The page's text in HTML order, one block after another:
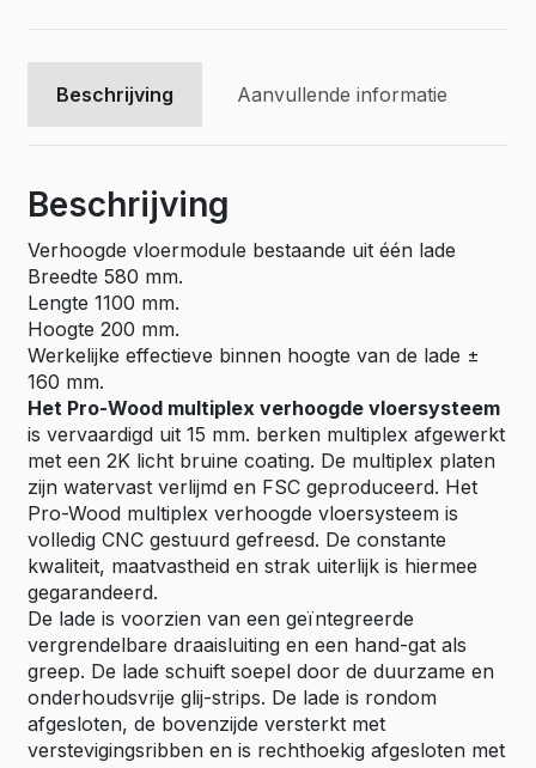
Wood
type
L13
Beschrijving Aanvullende informatie
Beschrijving
Verhoogde vloermodule bestaande uit één lade
Breedte 580 mm.
Lengte 1100 mm.
Hoogte 200 mm.
Werkelijke effectieve binnen hoogte van de lade ±
160 mm.
Het Pro-Wood multiplex verhoogde vloersysteem
is vervaardigd uit 15 mm. berken multiplex afgewerkt
met een 2K licht bruine coating. De multiplex platen
zijn watervast verlijmd en FSC geproduceerd. Het
Pro-Wood multiplex verhoogde vloersysteem is
volledig CNC gestuurd gefreesd. De constante
kwaliteit, maatvastheid en strak uiterlijk is hiermee
gegarandeerd.
De lade is voorzien van een geïntegreerde
vergrendelbare draaisluiting en een hand-gat als
greep. De lade schuift soepel door de duurzame en
onderhoudsvrije glij-strips. De lade is rondom
afgesloten, de bovenzijde versterkt met
verstevigingsribben en is rechthoekig afgesloten met